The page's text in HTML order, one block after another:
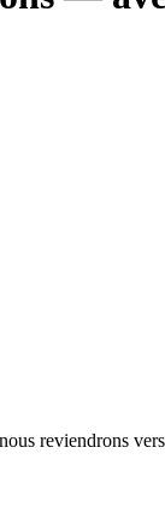
reviendrons